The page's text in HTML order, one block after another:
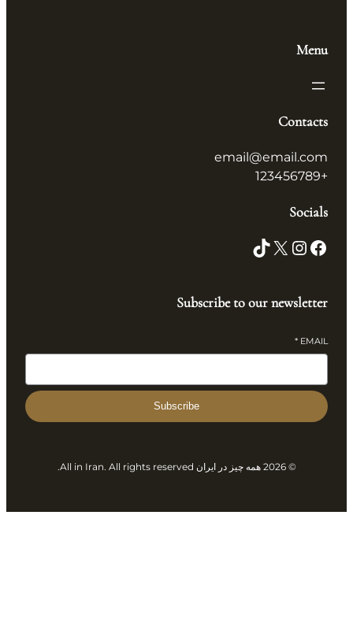
Menu
Contacts
email@email.com
Socials
Instagram
X
TikTok
Subscribe to our newsletter
EMAIL
*
Subscribe